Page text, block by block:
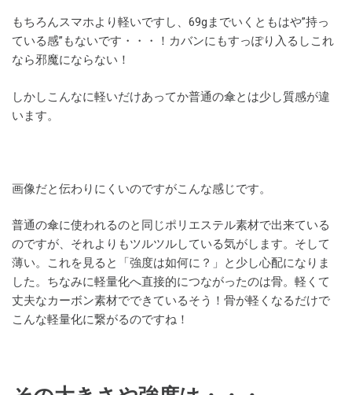
もちろんスマホより軽いですし、69gまでいくともはや”持っ
ている感”もないです・・・！カバンにもすっぽり入るしこれ
なら邪魔にならない！
しかしこんなに軽いだけあってか普通の傘とは少し質感が違
います。
画像だと伝わりにくいのですがこんな感じです。
普通の傘に使われるのと同じポリエステル素材で出来ている
のですが、それよりもツルツルしている気がします。そして
薄い。これを見ると「強度は如何に？」と少し心配になりま
した。ちなみに軽量化へ直接的につながったのは骨。軽くて
丈夫なカーボン素材でできているそう！骨が軽くなるだけで
こんな軽量化に繋がるのですね！